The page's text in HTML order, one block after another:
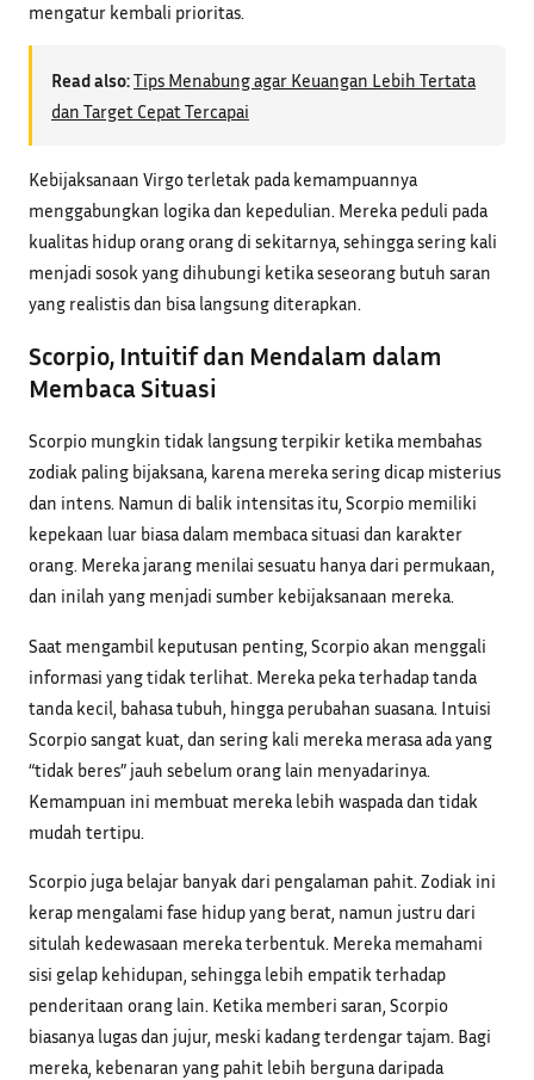
mengatur kembali prioritas.
Read also:Tips Menabung agar Keuangan Lebih Tertata
dan Target Cepat Tercapai
Kebijaksanaan Virgo terletak pada kemampuannya
menggabungkan logika dan kepedulian. Mereka peduli pada
kualitas hidup orang orang di sekitarnya, sehingga sering kali
menjadi sosok yang dihubungi ketika seseorang butuh saran
yang realistis dan bisa langsung diterapkan.
Scorpio, Intuitif dan Mendalam dalam
Membaca Situasi
Scorpio mungkin tidak langsung terpikir ketika membahas
zodiak paling bijaksana, karena mereka sering dicap misterius
dan intens. Namun di balik intensitas itu, Scorpio memiliki
kepekaan luar biasa dalam membaca situasi dan karakter
orang. Mereka jarang menilai sesuatu hanya dari permukaan,
dan inilah yang menjadi sumber kebijaksanaan mereka.
Saat mengambil keputusan penting, Scorpio akan menggali
informasi yang tidak terlihat. Mereka peka terhadap tanda
tanda kecil, bahasa tubuh, hingga perubahan suasana. Intuisi
Scorpio sangat kuat, dan sering kali mereka merasa ada yang
“tidak beres” jauh sebelum orang lain menyadarinya.
Kemampuan ini membuat mereka lebih waspada dan tidak
mudah tertipu.
Scorpio juga belajar banyak dari pengalaman pahit. Zodiak ini
kerap mengalami fase hidup yang berat, namun justru dari
situlah kedewasaan mereka terbentuk. Mereka memahami
sisi gelap kehidupan, sehingga lebih empatik terhadap
penderitaan orang lain. Ketika memberi saran, Scorpio
biasanya lugas dan jujur, meski kadang terdengar tajam. Bagi
mereka, kebenaran yang pahit lebih berguna daripada